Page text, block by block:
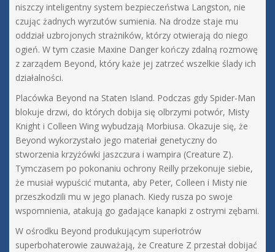
niszczy inteligentny system bezpieczeństwa Langston, nie
czując żadnych wyrzutów sumienia. Na drodze staje mu
oddział uzbrojonych strażników, którzy otwierają do niego
ogień. W tym czasie Maxine Danger kończy zdalną rozmowę
z zarządem Beyond, który każe jej zatrzeć wszelkie ślady ich
działalności.
Placówka Beyond na Staten Island. Podczas gdy Spider-Man
blokuje drzwi, do których dobija się olbrzymi potwór, Misty
Knight i Colleen Wing wybudzają Morbiusa. Okazuje się, że
Beyond wykorzystało jego materiał genetyczny do
stworzenia krzyżówki jaszczura i wampira (Creature Z).
Tymczasem po pokonaniu ochrony Reilly przekonuje siebie,
że musiał wypuścić mutanta, aby Peter, Colleen i Misty nie
przeszkodzili mu w jego planach. Kiedy rusza po swoje
wspomnienia, atakują go gadające kanapki z ostrymi zębami.
W ośrodku Beyond produkującym superłotrów
superbohaterowie zauważają, że Creature Z przestał dobijać